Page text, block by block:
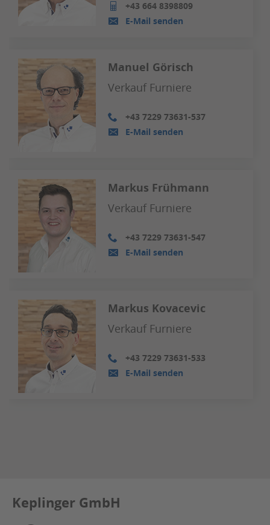
+43 664 8398809
E-Mail senden
Manuel Görisch
Verkauf Furniere
+43 7229 73631-537
E-Mail senden
Markus Frühmann
Verkauf Furniere
+43 7229 73631-547
E-Mail senden
Markus Kovacevic
Verkauf Furniere
+43 7229 73631-533
E-Mail senden
Keplinger GmbH